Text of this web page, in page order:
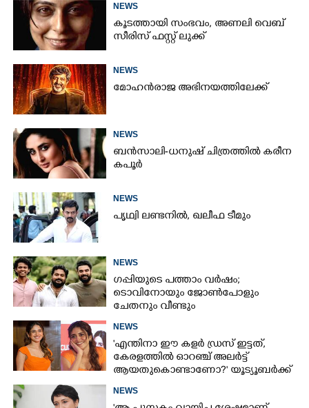
NEWS
കൂടത്തായി സംഭവം, അണലി വെബ്
സീരിസ് ഫസ്റ്റ് ലുക്ക്
NEWS
മോഹൻരാജ അഭിനയത്തിലേക്ക്
NEWS
ബൻസാലി-ധനുഷ് ചിത്രത്തിൽ കരീന
കപൂർ
NEWS
പൃഥ്വി ലണ്ടനിൽ, ഖലീഫ ടീമും
NEWS
ഗപ്പിയുടെ പത്താം വർഷം;​
ടൊവിനോയും ജോൺപോളും
ചേതനും വീണ്ടും
NEWS
'എന്തിനാ ഈ കളർ ഡ്രസ് ഇട്ടത്,
കേരളത്തിൽ ഓറഞ്ച് അല‌ർട്ട്
ആയതുകൊണ്ടാണോ?' യൂട്യൂബർക്ക്
NEWS